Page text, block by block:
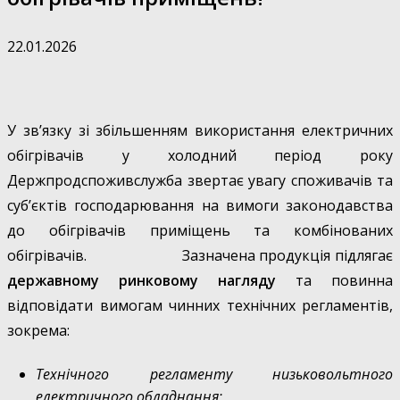
22.01.2026
У зв’язку зі збільшенням використання електричних
обігрівачів у холодний період року
Держпродспоживслужба звертає увагу споживачів та
суб’єктів господарювання на вимоги законодавства
до обігрівачів приміщень та комбінованих
обігрівачів. Зазначена продукція підлягає
державному ринковому нагляду та повинна
відповідати вимогам чинних технічних регламентів,
зокрема:
Технічного регламенту низьковольтного
електричного обладнання;